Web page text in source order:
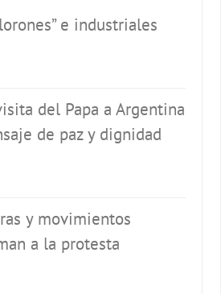
e industriales
del Papa a Argentina
de paz y dignidad
y movimientos
a la protesta